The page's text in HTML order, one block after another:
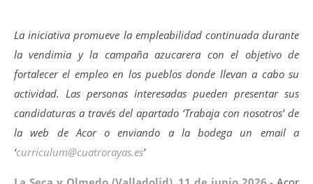
La iniciativa promueve la empleabilidad continuada durante
la vendimia y la campaña azucarera con el objetivo de
fortalecer el empleo en los pueblos donde llevan a cabo su
actividad. Las personas interesadas pueden presentar sus
candidaturas a través del apartado ‘Trabaja con nosotros’ de
la web de Acor o enviando a la bodega un email a
‘curriculum@cuatrorayas.es’